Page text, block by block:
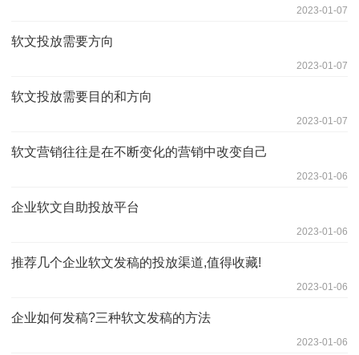
2023-01-07
软文投放需要方向
2023-01-07
软文投放需要目的和方向
2023-01-07
软文营销往往是在不断变化的营销中改变自己
2023-01-06
企业软文自助投放平台
2023-01-06
推荐几个企业软文发稿的投放渠道,值得收藏!
2023-01-06
企业如何发稿?三种软文发稿的方法
2023-01-06